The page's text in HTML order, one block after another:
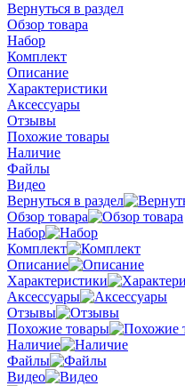
Вернуться в раздел
Обзор товара
Набор
Комплект
Описание
Характеристики
Аксессуары
Отзывы
Похожие товары
Наличие
Файлы
Видео
Вернуться в раздел
Обзор товара
Набор
Комплект
Описание
Характеристики
Аксессуары
Отзывы
Похожие товары
Наличие
Файлы
Видео